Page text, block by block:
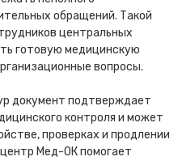
обращений. Такой
центральных
готовую медицинскую
вопросы.
документ подтверждает
контроля и может
проверках и продлении
Мед-ОК помогает